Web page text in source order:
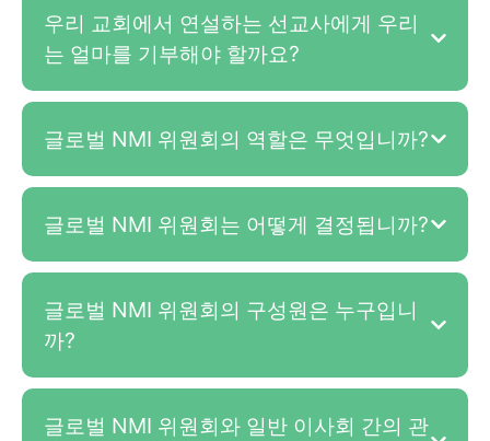
우리 교회에서 연설하는 선교사에게 우리
는 얼마를 기부해야 할까요?
글로벌 NMI 위원회의 역할은 무엇입니까?
글로벌 NMI 위원회는 어떻게 결정됩니까?
글로벌 NMI 위원회의 구성원은 누구입니
까?
글로벌 NMI 위원회와 일반 이사회 간의 관